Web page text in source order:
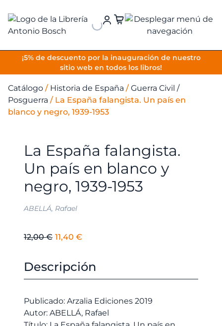
¡5% de descuento por la inauguración de nuestro
sitio web en todos los libros!
VOLVER
Catálogo / Historia de España / Guerra Civil /
Posguerra / La España falangista. Un país en
blanco y negro, 1939-1953
La España falangista.
Un país en blanco y
negro, 1939-1953
ABELLÁ, Rafael
12,00€ El
original
era:
11,40 €
actual
es:
Descripción
Publicado: Arzalia Ediciones 2019
Autor: ABELLÁ, Rafael